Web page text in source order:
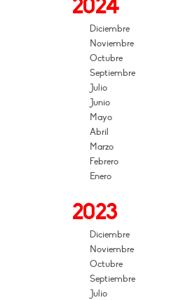
2024
Diciembre
Noviembre
Octubre
Septiembre
Julio
Junio
Mayo
Abril
Marzo
Febrero
Enero
2023
Diciembre
Noviembre
Octubre
Septiembre
Julio